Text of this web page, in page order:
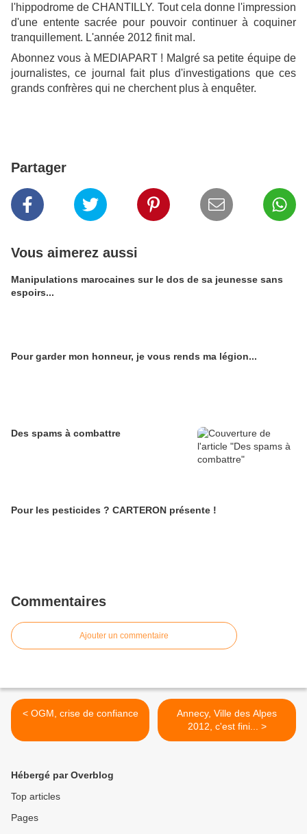
l'hippodrome de CHANTILLY. Tout cela donne l'impression
d'une entente sacrée pour pouvoir continuer à coquiner
tranquillement. L'année 2012 finit mal.
Abonnez vous à MEDIAPART ! Malgré sa petite équipe de
journalistes, ce journal fait plus d'investigations que ces
grands confrères qui ne cherchent plus à enquêter.
Partager
Vous aimerez aussi
Manipulations marocaines sur le dos de sa jeunesse sans
espoirs...
Pour garder mon honneur, je vous rends ma légion...
Des spams à combattre
Pour les pesticides ? CARTERON présente !
Commentaires
Ajouter un commentaire
< OGM, crise de confiance
Annecy, Ville des Alpes
2012, c'est fini... >
Hébergé par Overblog
Top articles
Pages